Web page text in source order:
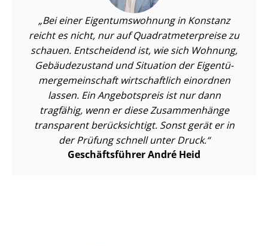
Bei einer Ei­gen­tums­woh­nung in Konstanz
reicht es nicht, nur auf Qua­drat­me­ter­prei­se zu
schauen. Entscheidend ist, wie sich Wohnung,
Gebäudezustand und Situation der Ei­gen­tü­
mer­ge­mein­schaft wirtschaftlich einordnen
lassen. Ein Angebotspreis ist nur dann
tragfähig, wenn er diese Zusammenhänge
transparent berücksichtigt. Sonst gerät er in
der Prüfung schnell unter Druck.
Geschäftsführer André Heid